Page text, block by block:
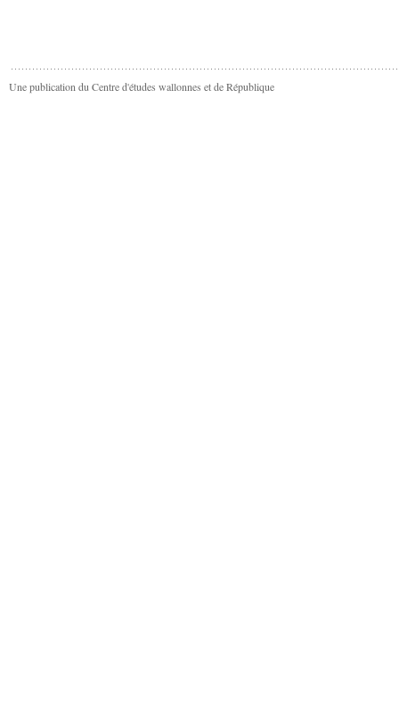
Une publication du Centre d'études wallonnes et de République